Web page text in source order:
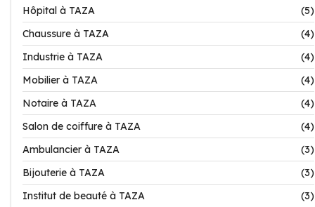
Hôpital à TAZA
(5)
Chaussure à TAZA
(4)
Industrie à TAZA
(4)
Mobilier à TAZA
(4)
Notaire à TAZA
(4)
Salon de coiffure à TAZA
(4)
Ambulancier à TAZA
(3)
Bijouterie à TAZA
(3)
Institut de beauté à TAZA
(3)